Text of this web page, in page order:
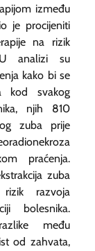
između
je procijeniti
na rizik
U analizi su
kako bi se
kod svakog
njih 810
zuba prije
praćenja.
zuba
razvoja
bolesnika.
među
od zahvata,